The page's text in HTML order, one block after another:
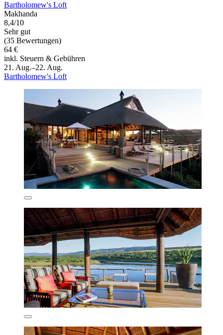
Bartholomew's Loft
Makhanda
8,4/10
Sehr gut
(35 Bewertungen)
64 €
inkl. Steuern & Gebühren
21. Aug.–22. Aug.
Bartholomew's Loft